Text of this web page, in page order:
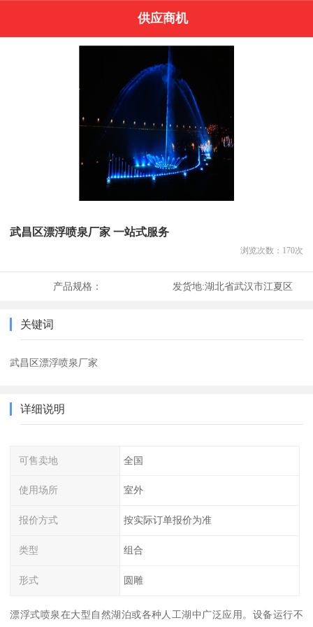
供应商机
武昌区漂浮喷泉厂家 一站式服务
浏览次数： 170次
产品规格： 发货地:湖北省武汉市江夏区
关键词
武昌区漂浮喷泉厂家
详细说明
可售卖地 全国
使用场所 室外
报价方式 按实际订单报价为准
类型 组合
形式 圆雕
漂浮式喷泉在大型自然湖泊或各种人工湖中广泛应用。设备运行不